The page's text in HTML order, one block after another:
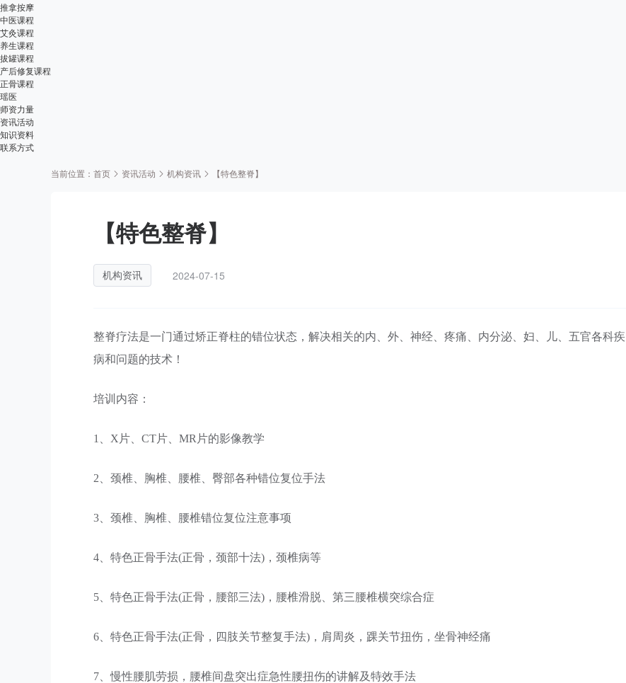
推拿按摩
中医课程
艾灸课程
养生课程
拔罐课程
产后修复课程
正骨课程
瑶医
师资力量
资讯活动
知识资料
联系方式
当前位置： 首页 资讯活动 机构资讯 【特色整脊】
【特色整脊】
机构资讯 2024-07-15
整脊疗法是一门通过矫正脊柱的错位状态，解决相关的内、外、神经、疼痛、内分泌、妇、儿、五官各科疾
病和问题的技术！
培训内容：
1、X片、CT片、MR片的影像教学
2、颈椎、胸椎、腰椎、臀部各种错位复位手法
3、颈椎、胸椎、腰椎错位复位注意事项
4、特色正骨手法(正骨，颈部十法)，颈椎病等
5、特色正骨手法(正骨，腰部三法)，腰椎滑脱、第三腰椎横突综合症
6、特色正骨手法(正骨，四肢关节整复手法)，肩周炎，踝关节扭伤，坐骨神经痛
7、慢性腰肌劳损，腰椎间盘突出症急性腰扭伤的讲解及特效手法